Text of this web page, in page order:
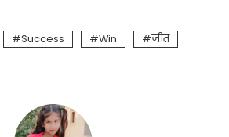
Success Win
जीत